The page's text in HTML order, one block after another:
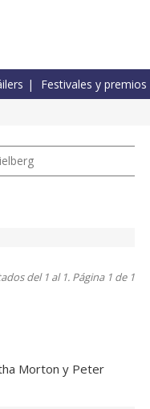
Festivales y premios
del 1 al 1. Página 1 de 1
Morton y Peter